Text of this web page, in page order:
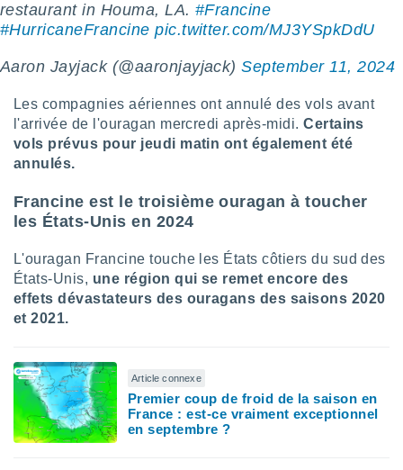
en
le
des
des
des
votre
IP et
restaurant in Houma, LA. #Francine
#HurricaneFrancine pic.twitter.com/MJ3YSpkDdU
Aaron Jayjack (@aaronjayjack)September 11, 2024
Les compagnies aériennes ont annulé des vols avant
l'arrivée de l'ouragan mercredi après-midi.Certains
vols prévus pour jeudi matin ont également été
annulés.
Francine est le troisième ouragan à toucher
les États-Unis en 2024
L'ouragan Francine touche les États côtiers du sud des
États-Unis, une région qui se remet encore des
effets dévastateurs des ouragans des saisons 2020
et 2021.
Article connexe
Premier coup de froid de la saison en
France : est-ce vraiment exceptionnel
en septembre ?